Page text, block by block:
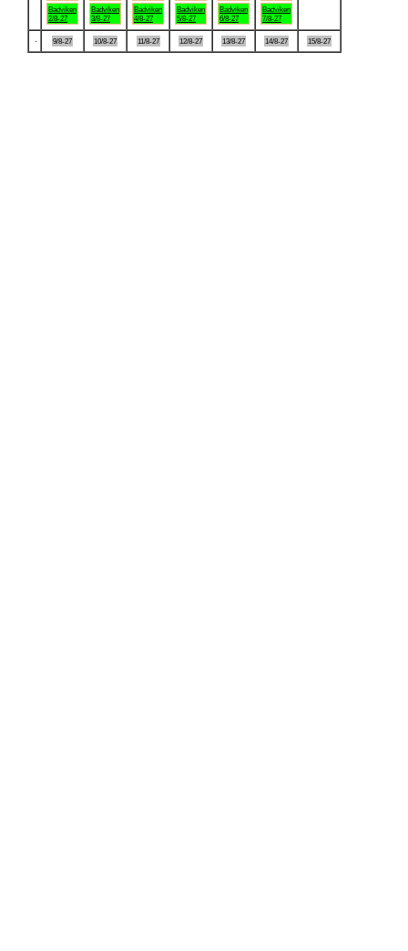
Badviken
2/8-27
Badviken
3/8-27
Badviken
4/8-27
Badviken
5/8-27
Badviken
6/8-27
Badviken
7/8-27
9/8-27 10/8-27 11/8-27 12/8-27 13/8-27 14/8-27 15/8-27